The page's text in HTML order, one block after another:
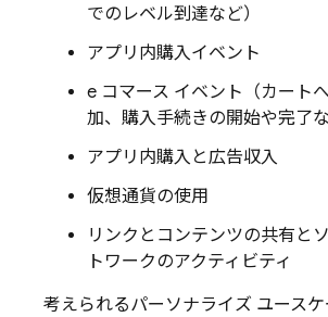
でのレベル到達など）
アプリ内購入イベント
e コマース イベント（カート
加、購入手続きの開始や完了な
アプリ内購入と広告収入
仮想通貨の使用
リンクとコンテンツの共有と
トワークのアクティビティ
考えられるパーソナライズ ユース